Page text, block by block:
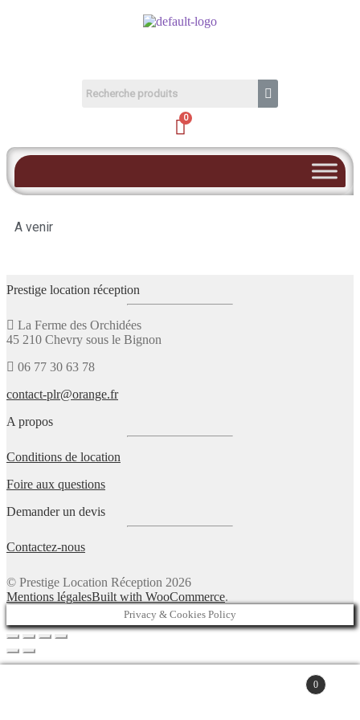
A venir
Prestige location réception
La Ferme des Orchidées
45 210 Chevry sous le Bignon
06 77 30 63 78
contact-plr@orange.fr
A propos
Conditions de location
Foire aux questions
Demander un devis
Contactez-nous
© Prestige Location Réception 2026
Mentions légalesBuilt with WooCommerce.
0
Privacy & Cookies Policy